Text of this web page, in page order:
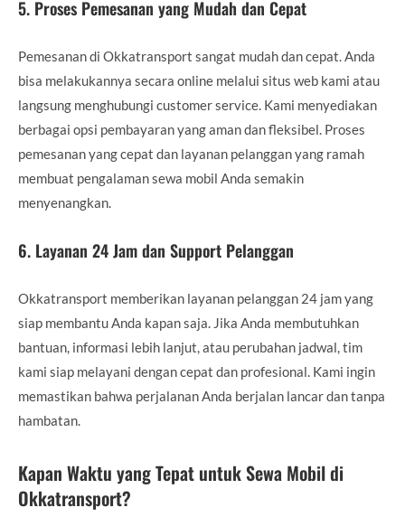
5. Proses Pemesanan yang Mudah dan Cepat
Pemesanan di Okkatransport sangat mudah dan cepat. Anda
bisa melakukannya secara online melalui situs web kami atau
langsung menghubungi customer service. Kami menyediakan
berbagai opsi pembayaran yang aman dan fleksibel. Proses
pemesanan yang cepat dan layanan pelanggan yang ramah
membuat pengalaman sewa mobil Anda semakin
menyenangkan.
6. Layanan 24 Jam dan Support Pelanggan
Okkatransport memberikan layanan pelanggan 24 jam yang
siap membantu Anda kapan saja. Jika Anda membutuhkan
bantuan, informasi lebih lanjut, atau perubahan jadwal, tim
kami siap melayani dengan cepat dan profesional. Kami ingin
memastikan bahwa perjalanan Anda berjalan lancar dan tanpa
hambatan.
Kapan Waktu yang Tepat untuk Sewa Mobil di
Okkatransport?